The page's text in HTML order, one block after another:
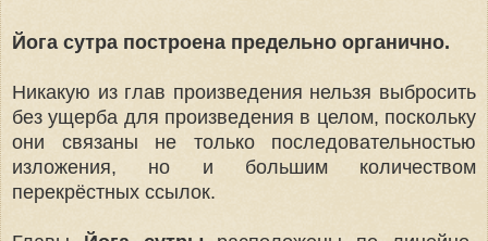
Йога сутра построена предельно органично.
Никакую из глав произведения нельзя выбросить
без ущерба для произведения в целом, поскольку
они связаны не только последовательностью
изложения, но и большим количеством
перекрёстных ссылок.